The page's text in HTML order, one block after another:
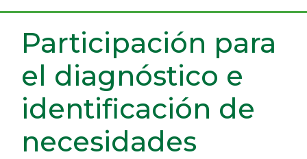
Lotería del Cauca
Participación para
el diagnóstico e
identificación de
necesidades